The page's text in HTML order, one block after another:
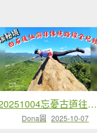
20251004忘憂古道往白石後仙洞由東勢格古道走到平溪國中
Dona圓 2025-10-07